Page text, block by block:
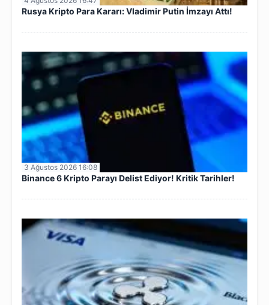
Rusya Kripto Para Kararı: Vladimir Putin İmzayı Attı!
3 Ağustos 2026 16:08
Binance 6 Kripto Parayı Delist Ediyor! Kritik Tarihler!